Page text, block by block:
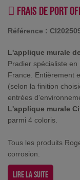
Frais de port
Référence :
L'applique murale
Pradier spécialiste
France. Entièrement
(selon la finition
entrées
L'applique murale
parmi 4 coloris.
Tous les produits
corrosion.
Lire la suite